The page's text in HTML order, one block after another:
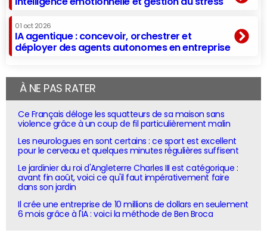
01 oct 2026
IA agentique : concevoir, orchestrer et
déployer des agents autonomes en entreprise
À NE PAS RATER
Ce Français déloge les squatteurs de sa maison sans
violence grâce à un coup de fil particulièrement malin
Les neurologues en sont certains : ce sport est excellent
pour le cerveau et quelques minutes régulières suffisent
Le jardinier du roi d'Angleterre Charles III est catégorique :
avant fin août, voici ce qu'il faut impérativement faire
dans son jardin
Il crée une entreprise de 10 millions de dollars en seulement
6 mois grâce à l'IA : voici la méthode de Ben Broca